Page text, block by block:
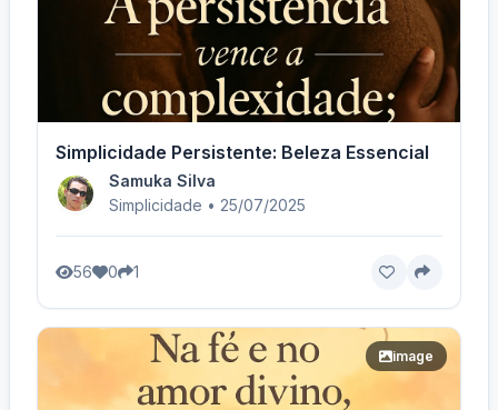
Simplicidade Persistente: Beleza Essencial
Samuka Silva
Simplicidade • 25/07/2025
56 0 1
image